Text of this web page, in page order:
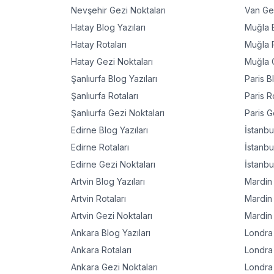
Nevşehir Gezi Noktaları
Hatay Blog Yazıları
Hatay Rotaları
Hatay Gezi Noktaları
Şanlıurfa Blog Yazıları
Şanlıurfa Rotaları
Şanlıurfa Gezi Noktaları
Edirne Blog Yazıları
Edirne Rotaları
Edirne Gezi Noktaları
Artvin Blog Yazıları
Artvin Rotaları
Artvin Gezi Noktaları
Ankara Blog Yazıları
Ankara Rotaları
Ankara Gezi Noktaları
Van
Muğla
Muğla
Muğla
Paris
Paris
Paris
Mardin
Mardin
Mardin
Londra
Londra
Londra